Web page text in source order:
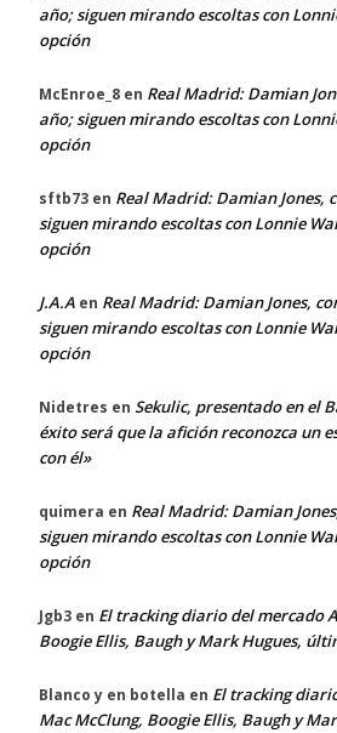
año; siguen mirando escoltas con
opción
McEnroe_8 en Real Madrid: Damian
año; siguen mirando escoltas con
opción
sftb73 en Real Madrid: Damian Jones,
siguen mirando escoltas con Lonnie
opción
J.A.A en Real Madrid: Damian Jones,
siguen mirando escoltas con Lonnie
opción
Nidetres en Sekulic, presentado en el
éxito será que la afición reconozca un
con él»
quimera en Real Madrid: Damian
siguen mirando escoltas con Lonnie
opción
Jgb3 en El tracking diario del mercado
Boogie Ellis, Baugh y Mark Hugues,
Blanco y en botella en El tracking
Mac McClung, Boogie Ellis, Baugh y